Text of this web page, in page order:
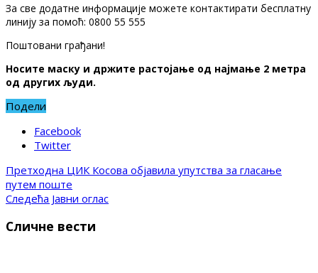
За све додатне информације можете контактирати бесплатну
линију за помоћ: 0800 55 555
Поштовани грађани!
Носите маску и држите растојање од најмање 2 метра
од других људи.
Подели
Facebook
Twitter
Претходна ЦИК Косова објавила упутства за гласање
путем поште
Следећа Јавни оглас
Сличне вести